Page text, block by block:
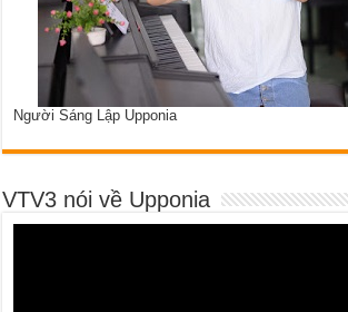
Người Sáng Lập Upponia
VTV3 nói về Upponia